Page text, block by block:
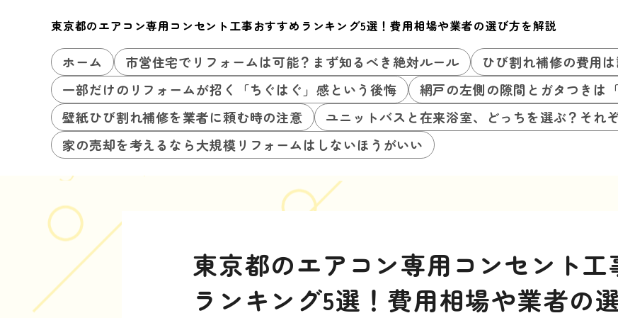
東京都のエアコン専用コンセント工事おすすめランキング5選！費用相場や業者の選び方を解説
ホーム 市営住宅でリフォームは可能？まず知るべき絶対ルール
ひび割れ補修の費用
一部だけのリフォームが招く「ちぐはぐ」感という後悔
網戸の左側の隙間とガタつきは
壁紙ひび割れ補修を業者に頼む時の注意
ユニットバスと在来浴室、どっちを選ぶ？それ
家の売却を考えるなら大規模リフォームはしないほうがいい
東京都のエアコン専用コンセント工
ランキング5選！費用相場や業者の